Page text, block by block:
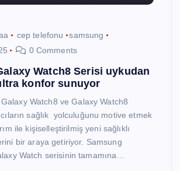
cep telefonu
samsung
0 Comments
Watch8 Serisi uykudan
konfor sunuyor
Watch8 ve Galaxy Watch8
sağlık yolculuğunu motive etmek
ile kişiselleştirilmiş yeni sağlıklı
bir araya getiriyor. Samsung
Watch serisinin tamamına…